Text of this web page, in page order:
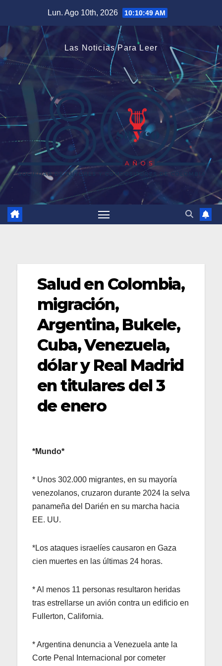
contenido
Lun. Ago 10th, 2026 10:10:50 AM
Las Noticias Para Leer
Salud en Colombia,
migración,
Argentina, Bukele,
Cuba, Venezuela,
dólar y Real Madrid
en titulares del 3
de enero
*Mundo*
* Unos 302.000 migrantes, en su mayoría
venezolanos, cruzaron durante 2024 la selva
panameña del Darién en su marcha hacia
EE. UU.
*Los ataques israelíes causaron en Gaza
cien muertes en las últimas 24 horas.
* Al menos 11 personas resultaron heridas
tras estrellarse un avión contra un edificio en
Fullerton, California.
* Argentina denuncia a Venezuela ante la
Corte Penal Internacional por cometer